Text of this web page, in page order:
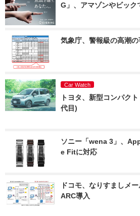
G」、アマゾンやビック
気象庁、警報級の高潮
Car Watch
トヨタ、新型コンパク
代目)
ソニー「wena 3」、
e Fitに対応
ドコモ、なりすましメ
ARC導入